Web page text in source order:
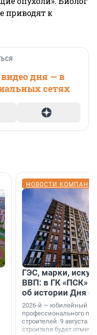
приводят к
дня — в
сетях
НОВОСТИ
ГЭС, марки,
ВВП: в ГК «ПСК»
об истории Дня
2026-й — юбилейный
профессионального
строителей. 9 августа
строителя будет